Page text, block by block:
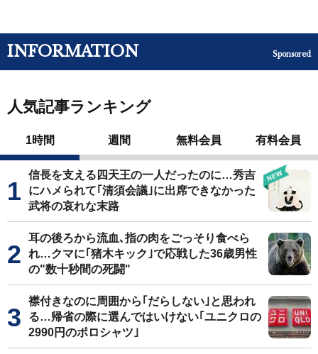
INFORMATION Sponsored
人気記事ランキング
1時間 週間 無料会員 有料会員
信長を支える四天王の一人だったのに…秀吉
にハメられて｢清須会議｣に出席できなかった
武将の哀れな末路
耳の後ろから流血､指の肉をごっそり食べら
れ…クマに｢猪木キック｣で応戦した36歳男性
の"数十秒間の死闘"
襟付きなのに周囲から｢だらしない｣と思われ
る…帰省の際に選んではいけない｢ユニクロの
2990円のポロシャツ｣